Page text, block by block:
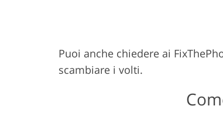
Puoi anche chiedere ai
scambiare i volti.